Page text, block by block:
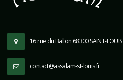
16 rue du Ballon 68300 SAINT-LOUIS
contact@assalam-st-louis.fr